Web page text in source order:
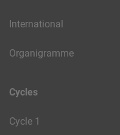
International
Organigramme
Cycles
Cycle 1